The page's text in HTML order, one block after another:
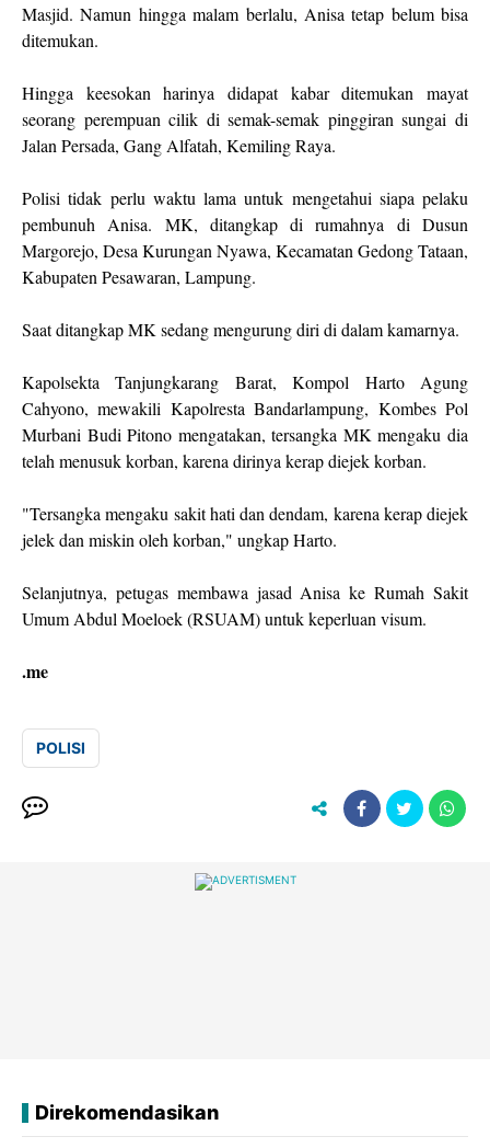
Masjid. Namun hingga malam berlalu, Anisa tetap belum bisa
ditemukan.
Hingga keesokan harinya didapat kabar ditemukan mayat
seorang perempuan cilik di semak-semak pinggiran sungai di
Jalan Persada, Gang Alfatah, Kemiling Raya.
Polisi tidak perlu waktu lama untuk mengetahui siapa pelaku
pembunuh Anisa. MK, ditangkap di rumahnya di Dusun
Margorejo, Desa Kurungan Nyawa, Kecamatan Gedong Tataan,
Kabupaten Pesawaran, Lampung.
Saat ditangkap MK sedang mengurung diri di dalam kamarnya.
Kapolsekta Tanjungkarang Barat, Kompol Harto Agung
Cahyono, mewakili Kapolresta Bandarlampung, Kombes Pol
Murbani Budi Pitono mengatakan, tersangka MK mengaku dia
telah menusuk korban, karena dirinya kerap diejek korban.
"Tersangka mengaku sakit hati dan dendam, karena kerap diejek
jelek dan miskin oleh korban," ungkap Harto.
Selanjutnya, petugas membawa jasad Anisa ke Rumah Sakit
Umum Abdul Moeloek (RSUAM) untuk keperluan visum.
.me
POLISI
Direkomendasikan